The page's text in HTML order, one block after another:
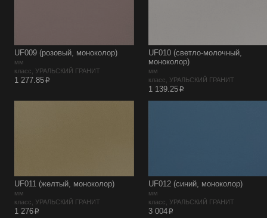
UF009 (розовый, моноколор)
мм
класс, УРАЛЬСКИЙ ГРАНИТ
1 277.85p
UF010 (светло-молочный,
моноколор)
мм
класс, УРАЛЬСКИЙ ГРАНИТ
1 139.25p
UF011 (желтый, моноколор)
мм
класс, УРАЛЬСКИЙ ГРАНИТ
1 276p
UF012 (синий, моноколор)
мм
класс, УРАЛЬСКИЙ ГРАНИТ
3 004p